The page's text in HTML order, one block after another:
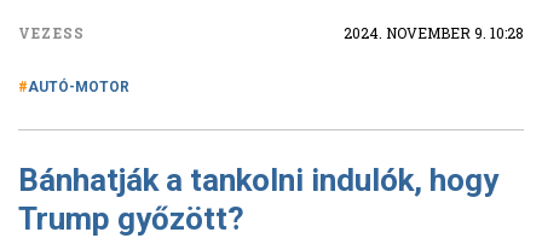
VEZESS 2024. NOVEMBER 9. 10:28
AUTÓ-MOTOR
Bánhatják a tankolni indulók, hogy
Trump győzött?